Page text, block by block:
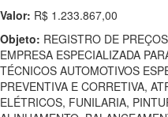
Valor: R$ 1.233.867,00
Objeto: REGISTRO DE
EMPRESA ESPECIALIZADA
TÉCNICOS AUTOMOTIVOS
PREVENTIVA E CORRETIVA,
ELÉTRICOS, FUNILARIA,